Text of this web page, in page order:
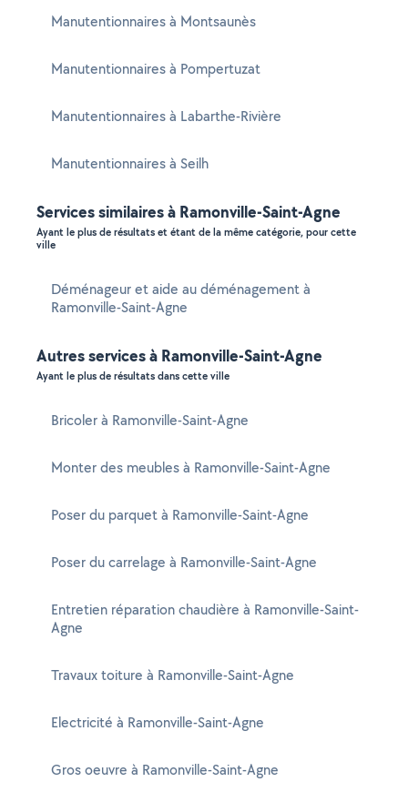
Manutentionnaires à Montsaunès
Manutentionnaires à Pompertuzat
Manutentionnaires à Labarthe-Rivière
Manutentionnaires à Seilh
Services similaires à Ramonville-Saint-Agne
Ayant le plus de résultats et étant de la même catégorie, pour cette
ville
Déménageur et aide au déménagement à
Ramonville-Saint-Agne
Autres services à Ramonville-Saint-Agne
Ayant le plus de résultats dans cette ville
Bricoler à Ramonville-Saint-Agne
Monter des meubles à Ramonville-Saint-Agne
Poser du parquet à Ramonville-Saint-Agne
Poser du carrelage à Ramonville-Saint-Agne
Entretien réparation chaudière à Ramonville-Saint-
Agne
Travaux toiture à Ramonville-Saint-Agne
Electricité à Ramonville-Saint-Agne
Gros oeuvre à Ramonville-Saint-Agne